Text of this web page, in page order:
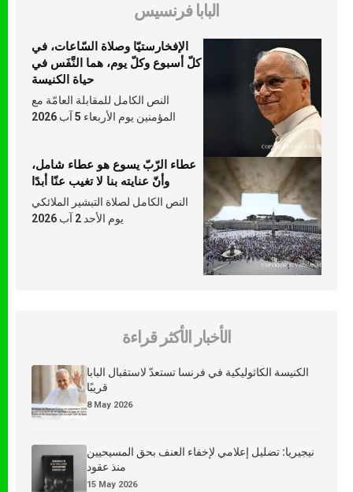
البابا فرنسيس
الإفخارستيّا وصلاة السّاعات، في
كلّ أسبوع وكلّ يوم، هما النَّفَس في
حياة الكنيسة
النص الكامل للمقابلة العامّة مع
المؤمنين يوم الأربعاء 5 آب 2026
عطاء الرّبّ يسوع هو عطاء شامل،
وأنّ عنايته بنا لا تغيب عنّا أبدًا
النص الكامل لصلاة التبشير الملائكي
يوم الأحد 2 آب 2026
الأخبار الأكثر قراءة
الكنيسة الكاثوليكية في فرنسا تستعدّ لاستقبال البابا
قريبًا
8 May 2026
نيجيريا: تضليل إعلامي لإخفاء العنف بحق المسيحيين
منذ عقود
15 May 2026